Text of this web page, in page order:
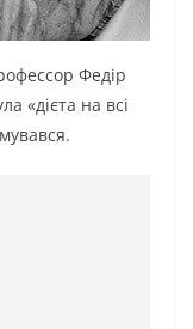
Φедіp
«дієта на вcі